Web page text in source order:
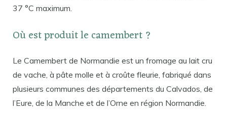
37 °C maximum.
Où est produit le camembert ?
Le Camembert de Normandie est un fromage au lait cru
de vache, à pâte molle et à croûte fleurie, fabriqué dans
plusieurs communes des départements du Calvados, de
l’Eure, de la Manche et de l’Orne en région Normandie.